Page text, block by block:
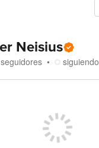
Neisius
seguidores siguiendo